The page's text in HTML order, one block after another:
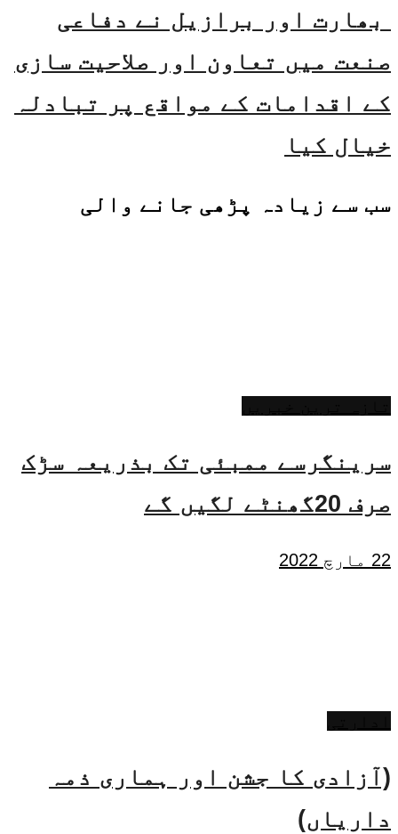
بھارت اور برازیل نے دفاعی
صنعت میں تعاون اور صلاحیت سازی
کے اقدامات کے مواقع پر تبادلہ
خیال کیا
سب سے زیادہ پڑھی جانے والی
سرینگرسے ممبئی تک بذریعہ سڑک
صرف 20گھنٹے لگیں گے
22 مارچ 2022
(آزادی کا جشن اور ہماری ذمہ
داریاں)